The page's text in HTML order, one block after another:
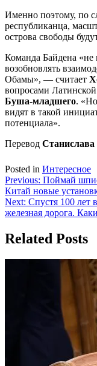
Именно поэтому, по
республиканца,
острова свободы
Команда Байдена «не
возобновлять
Обамы», — считает
вопросами
Буша-младшего.
видят в такой
потенциала».
Перевод
Posted in Интересное
Навигация
по
записям
Previous: Поймай
Китай новые
Next: Спустя 100 лет
железная дорога.
Related Posts